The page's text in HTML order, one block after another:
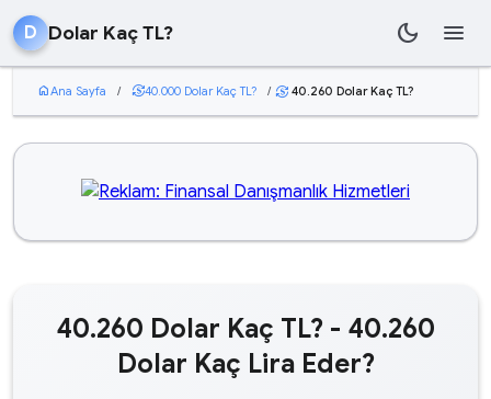
D Dolar Kaç TL? dark_mode menu
homeAna Sayfa / currency_exchange40.000 Dolar Kaç TL? / currency_exchange 40.260 Dolar Kaç TL?
40.260 Dolar Kaç TL? - 40.260
Dolar Kaç Lira Eder?